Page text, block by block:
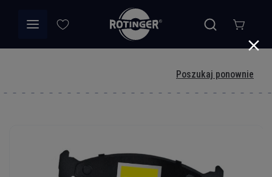
Poszukaj ponownie